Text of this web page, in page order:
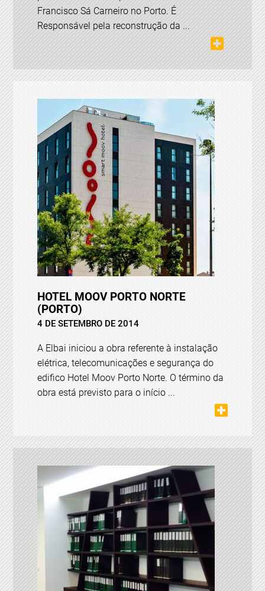
Francisco Sá Carneiro no Porto. É
Responsável pela reconstrução da ...
HOTEL MOOV PORTO NORTE
(PORTO)
4 DE SETEMBRO DE 2014
A Elbai iniciou a obra referente à instalação
elétrica, telecomunicações e segurança do
edifico Hotel Moov Porto Norte. O término da
obra está previsto para o início ...